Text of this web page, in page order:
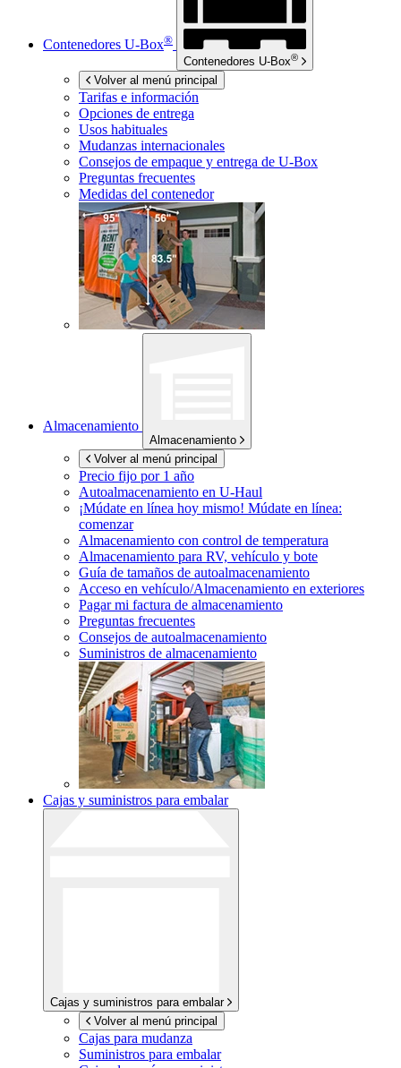
Contenedores U-Box®
Contenedores U-Box®
Volver al menú principal
Tarifas e información
Opciones de entrega
Usos habituales
Mudanzas internacionales
Consejos de empaque y entrega de U-Box
Preguntas frecuentes
Medidas del contenedor
Almacenamiento
Almacenamiento
Volver al menú principal
Precio fijo por 1 año
Autoalmacenamiento en U-Haul
¡Múdate en línea hoy mismo! Múdate en línea:
comenzar
Almacenamiento con control de temperatura
Almacenamiento para RV, vehículo y bote
Guía de tamaños de autoalmacenamiento
Acceso en vehículo/Almacenamiento en exteriores
Pagar mi factura de almacenamiento
Preguntas frecuentes
Consejos de autoalmacenamiento
Suministros de almacenamiento
Cajas y suministros para embalar
Cajas y suministros para embalar
Volver al menú principal
Cajas para mudanza
Suministros para embalar